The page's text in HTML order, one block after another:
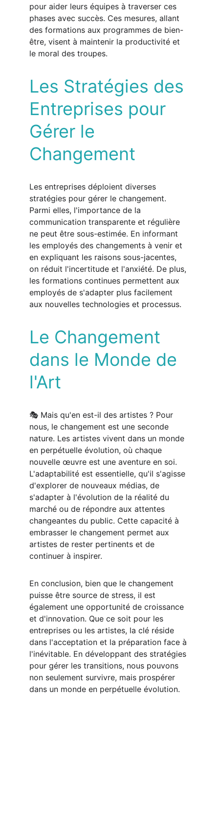
pour aider leurs équipes à traverser ces
phases avec succès. Ces mesures, allant
des formations aux programmes de bien-
être, visent à maintenir la productivité et
le moral des troupes.
Les Stratégies des
Entreprises pour
Gérer le
Changement
Les entreprises déploient diverses
stratégies pour gérer le changement.
Parmi elles, l'importance de la
communication transparente et régulière
ne peut être sous-estimée. En informant
les employés des changements à venir et
en expliquant les raisons sous-jacentes,
on réduit l'incertitude et l'anxiété. De plus,
les formations continues permettent aux
employés de s'adapter plus facilement
aux nouvelles technologies et processus.
Le Changement
dans le Monde de
l'Art
🎭 Mais qu'en est-il des artistes ? Pour
nous, le changement est une seconde
nature. Les artistes vivent dans un monde
en perpétuelle évolution, où chaque
nouvelle œuvre est une aventure en soi.
L'adaptabilité est essentielle, qu'il s'agisse
d'explorer de nouveaux médias, de
s'adapter à l'évolution de la réalité du
marché ou de répondre aux attentes
changeantes du public. Cette capacité à
embrasser le changement permet aux
artistes de rester pertinents et de
continuer à inspirer.
En conclusion, bien que le changement
puisse être source de stress, il est
également une opportunité de croissance
et d'innovation. Que ce soit pour les
entreprises ou les artistes, la clé réside
dans l'acceptation et la préparation face à
l'inévitable. En développant des stratégies
pour gérer les transitions, nous pouvons
non seulement survivre, mais prospérer
dans un monde en perpétuelle évolution.